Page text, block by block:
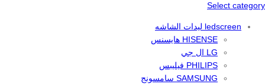
Select category
ledscreen ليدات الشاشه
HISENSE هايسنس
LG ال جي
PHILIPS فيليبس
SAMSUNG سامسونج